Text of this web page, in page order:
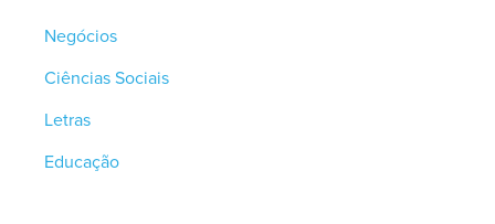
Negócios
Ciências Sociais
Letras
Educação